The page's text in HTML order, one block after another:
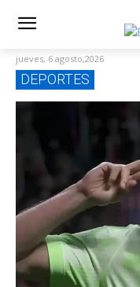
jueves, 6 agosto,2026
DEPORTES